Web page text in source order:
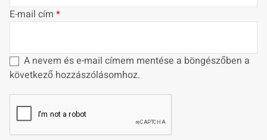
E-mail cím *
A nevem és e-mail címem mentése a böngészőben a
következő hozzászólásomhoz.